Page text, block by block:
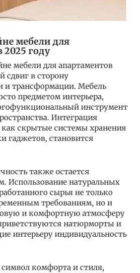
мебели для
2025 году
мебели для апартаментов
сдвиг в сторону
и трансформации. Мебель
предметом интерьера,
инструмент
Интеграция
как скрытые системы хранения
гаджетов, становится
также остается
Использование натуральных
сырья не только
требованиям, но и
и комфортную атмосферу
натюрморты и
интерьеру индивидуальность
комфорта и стиля,